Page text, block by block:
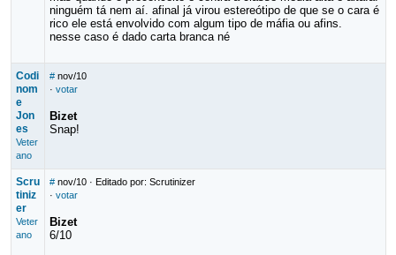
ninguém tá nem aí. afinal já virou estereótipo de que se o cara é
rico ele está envolvido com algum tipo de máfia ou afins.
nesse caso é dado carta branca né
Codi
nom
e
Jon
es
Veter
ano
# nov/10
· votar
Bizet
Snap!
Scru
tiniz
er
Veter
ano
# nov/10· Editado por: Scrutinizer
· votar
Bizet
6/10